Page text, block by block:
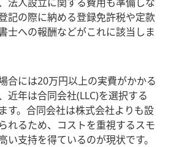
記の際に納める登録免許税や定款
士への報酬などがこれに該当しま
合には20万円以上の実費がかかる
近年は合同会社(LLC)を選択する
す。合同会社は株式会社よりも設
れるため、コストを重視するスモ
い支持を得ているのが現状です。